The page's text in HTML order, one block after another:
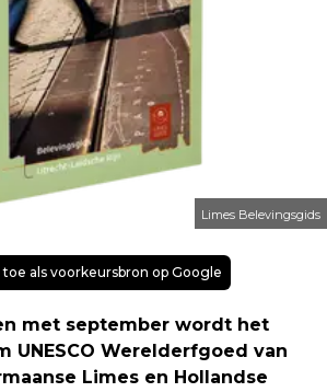
Limes Belevingsgids
als voorkeursbron op Google
met september wordt het
UNESCO Werelderfgoed van
Limes en Hollandse